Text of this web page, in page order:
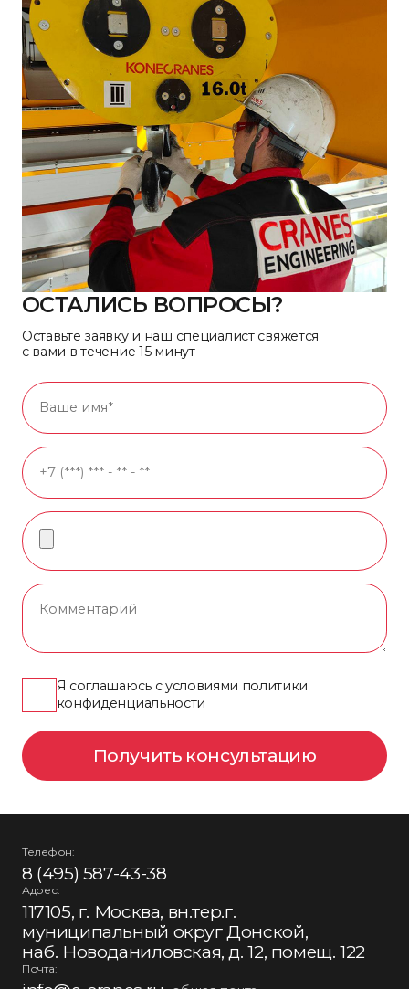
ОСТАЛИСЬ ВОПРОСЫ?
Оставьте заявку и наш специалист свяжется
с вами в течение 15 минут
Я соглашаюсь с условиями политики
конфиденциальности
Получить консультацию
Телефон:
8 (495) 587-43-38
Адрес:
117105, г. Москва, вн.тер.г.
муниципальный округ Донской,
наб. Новоданиловская, д. 12, помещ. 122
Почта: